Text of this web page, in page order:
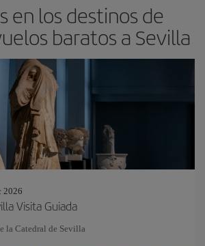
en los destinos de
baratos a Sevilla
2026
Visita Guiada
la Catedral de Sevilla